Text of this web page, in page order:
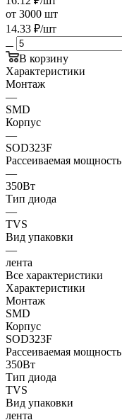
от 3000 шт
14.33 ₽/шт
В корзину
Характеристики
Монтаж
—
SMD
Корпус
—
SOD323F
Рассеиваемая мощность
—
350Вт
Тип диода
—
TVS
Вид упаковки
—
лента
Все характеристики
Характеристики
Монтаж
SMD
Корпус
SOD323F
Рассеиваемая мощность
350Вт
Тип диода
TVS
Вид упаковки
лента